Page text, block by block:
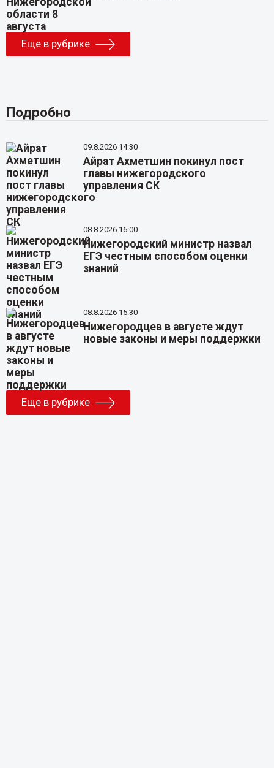
Еще в рубрике
Подробно
09.8.2026 14:30
Айрат Ахметшин покинул пост
главы нижегородского
управления СК
08.8.2026 16:00
Нижегородский министр назвал
ЕГЭ честным способом оценки
знаний
08.8.2026 15:30
Нижегородцев в августе ждут
новые законы и меры поддержки
Еще в рубрике